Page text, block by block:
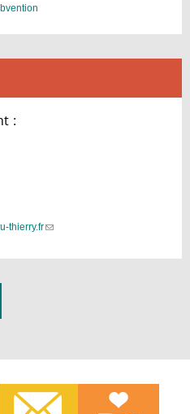
:
thierry.fr(link